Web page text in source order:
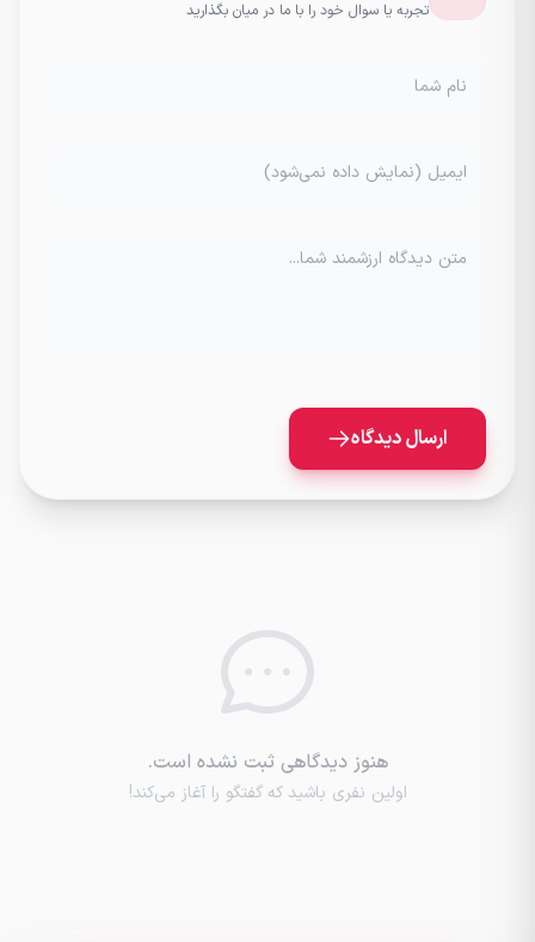
تجربه یا سوال خود را با ما در میان بگذارید
نام شما
ایمیل (نمایش داده نمی‌شود)
متن دیدگاه ارزشمند شما...
ارسال دیدگاه
هنوز دیدگاهی ثبت نشده است.
اولین نفری باشید که گفتگو را آغاز می‌کند!